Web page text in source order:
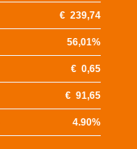
€239,74
56,01%
€0,65
€91,65
4.90%